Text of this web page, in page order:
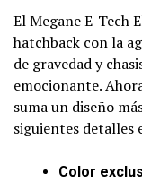
El Megane E-Tech
hatchback con la
de gravedad y
emocionante.
suma un diseño
siguientes detalles
Color